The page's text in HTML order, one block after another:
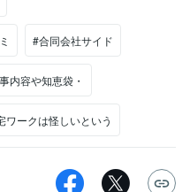
#合同会社サイド
内容や知恵袋・
ークは怪しいという